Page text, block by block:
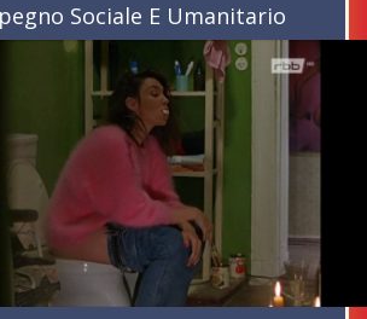
Sociale E Umanitario